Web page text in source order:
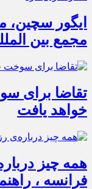
ایگور
مجمع بین
تقاضا برای
خواهد یافت
همه چیز
فرانسه ،